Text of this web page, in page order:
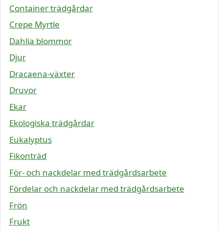
Container trädgårdar
Crepe Myrtle
Dahlia blommor
Djur
Dracaena-växter
Druvor
Ekar
Ekologiska trädgårdar
Eukalyptus
Fikonträd
För- och nackdelar med trädgårdsarbete
Fördelar och nackdelar med trädgårdsarbete
Frön
Frukt